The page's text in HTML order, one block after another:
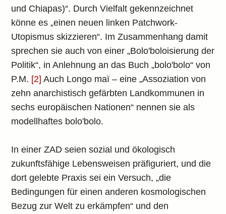
und Chiapas)“. Durch Vielfalt gekennzeichnet
könne es „einen neuen linken Patchwork-
Utopismus skizzieren“. Im Zusammenhang damit
sprechen sie auch von einer „Bolo'boloisierung der
Politik“, in Anlehnung an das Buch „bolo'bolo“ von
P.M. [2] Auch Longo maï – eine „Assoziation von
zehn anarchistisch gefärbten Landkommunen in
sechs europäischen Nationen“ nennen sie als
modellhaftes bolo'bolo.
In einer ZAD seien sozial und ökologisch
zukunftsfähige Lebensweisen präfiguriert, und die
dort gelebte Praxis sei ein Versuch, „die
Bedingungen für einen anderen kosmologischen
Bezug zur Welt zu erkämpfen“ und den